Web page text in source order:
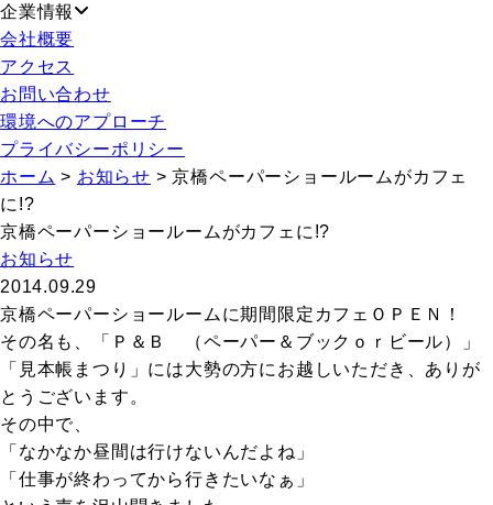
企業情報
会社概要
アクセス
お問い合わせ
環境へのアプローチ
プライバシーポリシー
ホーム > お知らせ >京橋ペーパーショールームがカフェ
に!?
京橋ペーパーショールームがカフェに!?
お知らせ
2014.09.29
京橋ペーパーショールームに期間限定カフェＯＰＥＮ！
その名も、「Ｐ＆Ｂ （ペーパー＆ブックｏｒビール）」
「見本帳まつり」には大勢の方にお越しいただき、ありが
とうございます。
その中で、
「なかなか昼間は行けないんだよね」
「仕事が終わってから行きたいなぁ」